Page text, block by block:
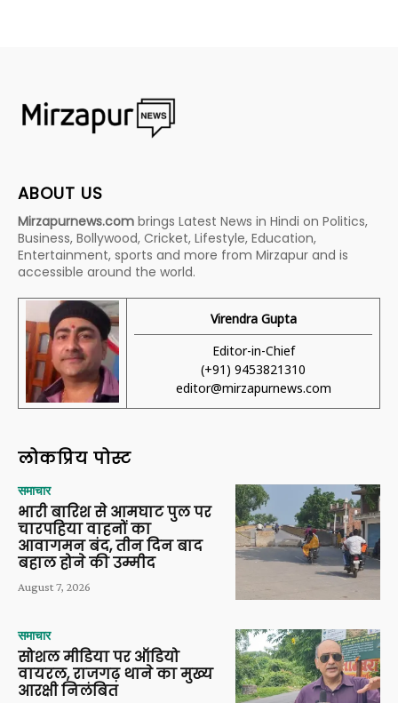
ABOUT US
Mirzapurnews.com brings Latest News in Hindi on Politics,
Business, Bollywood, Cricket, Lifestyle, Education,
Entertainment, sports and more from Mirzapur and is
accessible around the world.
Virendra Gupta
Editor-in-Chief
(+91) 9453821310
editor@mirzapurnews.com
लोकप्रिय पोस्ट
समाचार
भारी बारिश से आमघाट पुल पर
चारपहिया वाहनों का
आवागमन बंद, तीन दिन बाद
बहाल होने की उम्मीद
August 7, 2026
समाचार
सोशल मीडिया पर ऑडियो
वायरल, राजगढ़ थाने का मुख्य
आरक्षी निलंबित